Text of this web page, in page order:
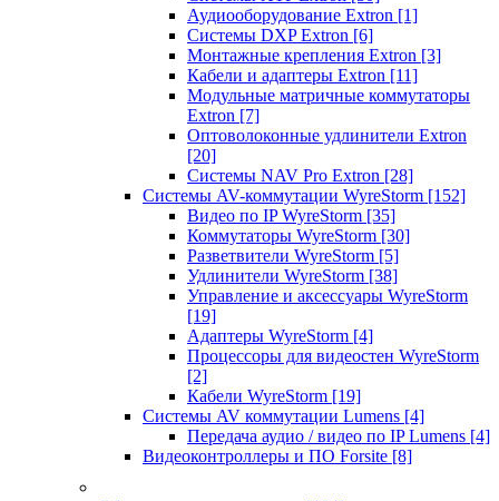
Аудиооборудование Extron [1]
Системы DXP Extron [6]
Монтажные крепления Extron [3]
Кабели и адаптеры Extron [11]
Модульные матричные коммутаторы
Extron [7]
Оптоволоконные удлинители Extron
[20]
Системы NAV Pro Extron [28]
Системы AV-коммутации WyreStorm [152]
Видео по IP WyreStorm [35]
Коммутаторы WyreStorm [30]
Разветвители WyreStorm [5]
Удлинители WyreStorm [38]
Управление и аксессуары WyreStorm
[19]
Адаптеры WyreStorm [4]
Процессоры для видеостен WyreStorm
[2]
Кабели WyreStorm [19]
Системы AV коммутации Lumens [4]
Передача аудио / видео по IP Lumens [4]
Видеоконтроллеры и ПО Forsite [8]